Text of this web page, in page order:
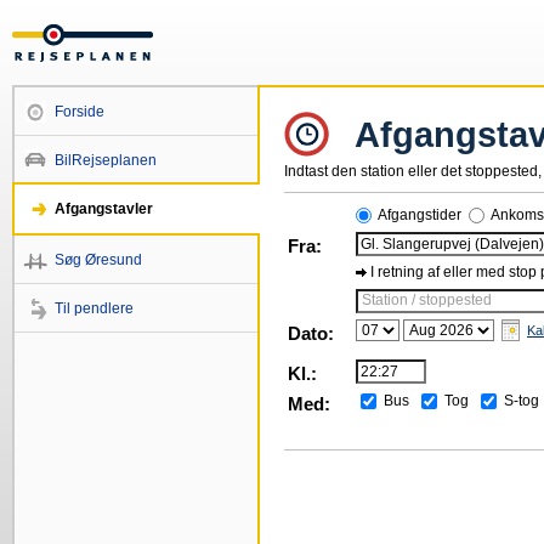
Forside
BilRejseplanen
Afgangstavler
Søg Øresund
Til pendlere
Indtast den station eller det
Afgangstider
Fra:
I retning af eller med stop
Station / stoppested
Dato:
Kl.:
Med:
Bus Tog S-tog